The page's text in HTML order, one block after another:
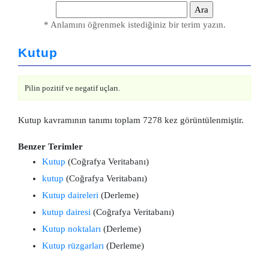
* Anlamını öğrenmek istediğiniz bir terim yazın.
Kutup
Pilin pozitif ve negatif uçları.
Kutup kavramının tanımı toplam 7278 kez görüntülenmiştir.
Benzer Terimler
Kutup (Coğrafya Veritabanı)
kutup (Coğrafya Veritabanı)
Kutup daireleri (Derleme)
kutup dairesi (Coğrafya Veritabanı)
Kutup noktaları (Derleme)
Kutup rüzgarları (Derleme)